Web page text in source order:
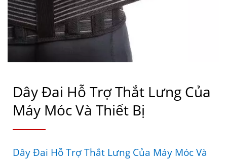
Dây Đai Hỗ Trợ Thắt Lưng Của
Máy Móc Và Thiết Bị
Dây Đai Hỗ Trợ Thắt Lưng Của Máy Móc Và